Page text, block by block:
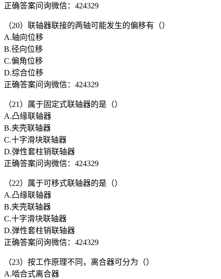
正确答案问询微信：424329
（20）联轴器联接的两轴可能发生的偏移有（）
A.轴向位移
B.径向位移
C.偏角位移
D.综合位移
正确答案问询微信：424329
（21）属于固定式联轴器的是（）
A.凸缘联轴器
B.夹壳联轴器
C.十字滑块联轴器
D.弹性套柱销联轴器
正确答案问询微信：424329
（22）属于可移式联轴器的是（）
A.凸缘联轴器
B.夹壳联轴器
C.十字滑块联轴器
D.弹性套柱销联轴器
正确答案问询微信：424329
（23）按工作原理不同，离合器可分为（）
A.啮合式离合器